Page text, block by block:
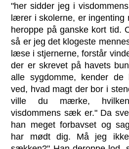
"her sidder jeg i
lærer i skolerne, er
heroppe på ganske kort tid.
så er jeg det klogeste
læse i stjernerne, forstår
der er skrevet på havets
alle sygdomme, kender de
ved, hvad magt der bor i
ville du mærke,
visdommens sæk er." Da
han meget forbavset og
har mødt dig. Må jeg